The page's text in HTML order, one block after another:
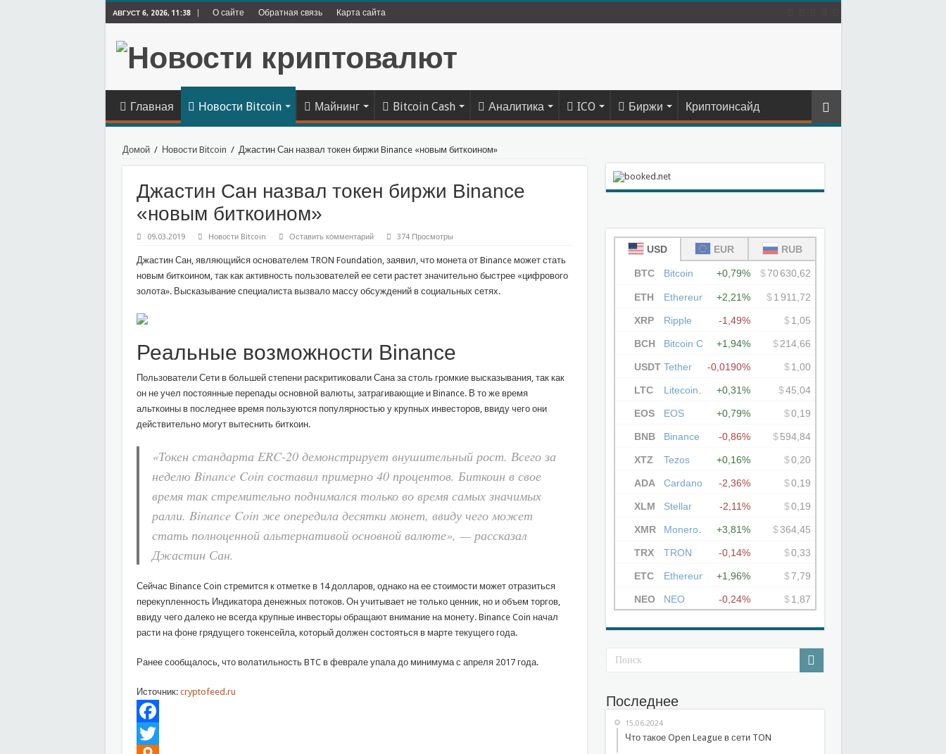
АВГУСТ 6, 2026, 11:38 О сайте Обратная связь Карта сайта
Главная Новости Bitcoin Майнинг Bitcoin Cash Аналитика ICO Биржи Криптоинсайд
Домой / Новости Bitcoin / Джастин Сан назвал токен биржи Binance «новым биткоином»
Джастин Сан назвал токен биржи Binance
«новым биткоином»
09.03.2019 Новости Bitcoin Оставить комментарий 374 Просмотры
Джастин Сан, являющийся основателем TRON Foundation, заявил, что монета от Binance может стать
новым биткоином, так как активность пользователей ее сети растет значительно быстрее «цифрового
золота». Высказывание специалиста вызвало массу обсуждений в социальных сетях.
Реальные возможности Binance
Пользователи Сети в большей степени раскритиковали Сана за столь громкие высказывания, так как
он не учел постоянные перепады основной валюты, затрагивающие и Binance. В то же время
альткоины в последнее время пользуются популярностью у крупных инвесторов, ввиду чего они
действительно могут вытеснить биткоин.
«Токен стандарта ERC-20 демонстрирует внушительный рост. Всего за
неделю Binance Coin составил примерно 40 процентов. Биткоин в свое
время так стремительно поднимался только во время самых значимых
ралли. Binance Coin же опередила десятки монет, ввиду чего может
стать полноценной альтернативой основной валюте», — рассказал
Джастин Сан.
Сейчас Binance Coin стремится к отметке в 14 долларов, однако на ее стоимости может отразиться
перекупленность Индикатора денежных потоков. Он учитывает не только ценник, но и объем торгов,
ввиду чего далеко не всегда крупные инвесторы обращают внимание на монету. Binance Coin начал
расти на фоне грядущего токенсейла, который должен состояться в марте текущего года.
Ранее сообщалось, что волатильность BTC в феврале упала до минимума с апреля 2017 года.
Источник:cryptofeed.ru
Facebook
Последнее
15.06.2024
Что такое Open League в сети TON